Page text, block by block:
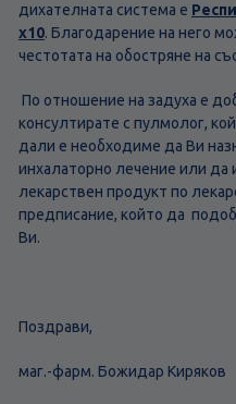
дихателната система е
х10. Благодарение на него
честотата на обостряне на
По отношение на задуха е
консултирате с пулмолог,
дали е необходиме да Ви
инхалаторно лечение или да
лекарствен продукт по
предписание, който да
Ви.
Поздрави,
маг.-фарм. Божидар Киряков